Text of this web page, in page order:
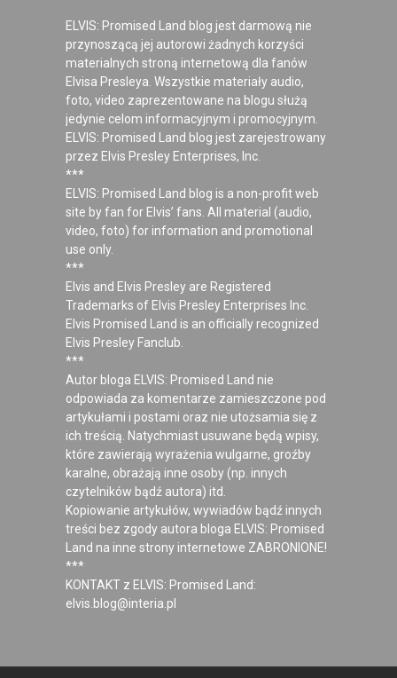
ELVIS: Promised Land blog jest darmową nie
przynoszącą jej autorowi żadnych korzyści
materialnych stroną internetową dla fanów
Elvisa Presleya. Wszystkie materiały audio,
foto, video zaprezentowane na blogu służą
jedynie celom informacyjnym i promocyjnym.
ELVIS: Promised Land blog jest zarejestrowany
przez Elvis Presley Enterprises, Inc.
***
ELVIS: Promised Land blog is a non-profit web
site by fan for Elvis’ fans. All material (audio,
video, foto) for information and promotional
use only.
***
Elvis and Elvis Presley are Registered
Trademarks of Elvis Presley Enterprises Inc.
Elvis Promised Land is an officially recognized
Elvis Presley Fanclub.
***
Autor bloga ELVIS: Promised Land nie
odpowiada za komentarze zamieszczone pod
artykułami i postami oraz nie utożsamia się z
ich treścią. Natychmiast usuwane będą wpisy,
które zawierają wyrażenia wulgarne, groźby
karalne, obrażają inne osoby (np. innych
czytelników bądź autora) itd.
Kopiowanie artykułów, wywiadów bądź innych
treści bez zgody autora bloga ELVIS: Promised
Land na inne strony internetowe ZABRONIONE!
***
KONTAKT z ELVIS: Promised Land:
elvis.blog@interia.pl